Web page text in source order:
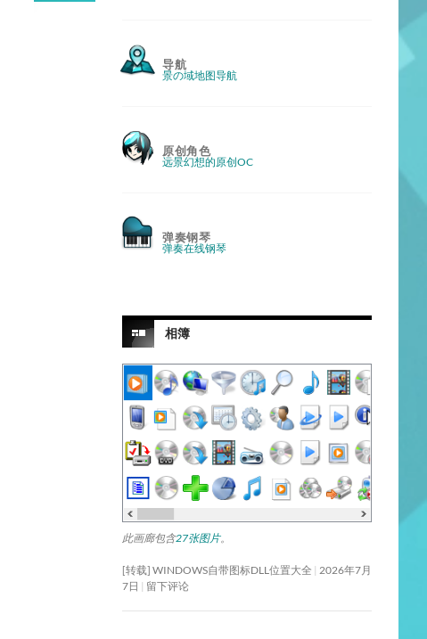
导航
景の域地图导航
原创角色
远景幻想的原创OC
弹奏钢琴
弹奏在线钢琴
相簿
此画廊包含27张图片。
[转载] WINDOWS自带图标DLL位置大全
2026年7月
7日
留下评论